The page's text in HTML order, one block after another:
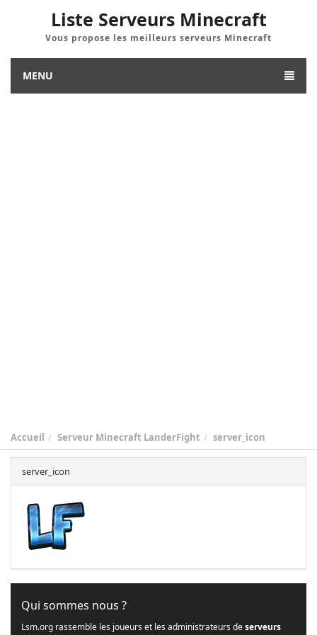
Liste Serveurs Minecraft
Vous propose les meilleurs serveurs Minecraft
MENU
Accueil Serveur Minecraft LanderFight server_icon
server_icon
Qui sommes nous ?
Lsm.org rassemble les joueurs et les administrateurs deserveurs